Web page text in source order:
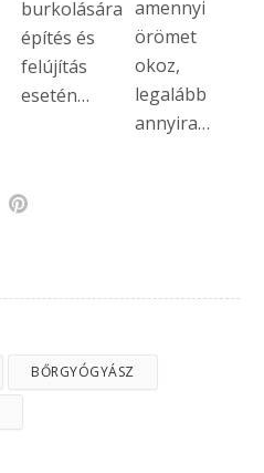
burkolására
építés és
felújítás
esetén…
amennyi
örömet
okoz,
legalább
annyira…
BŐRGYÓGYÁSZ